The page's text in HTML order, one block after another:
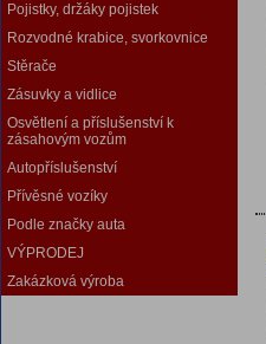
Pojistky, držáky pojistek
Rozvodné krabice, svorkovnice
Stěrače
Zásuvky a vidlice
Osvětlení a příslušenství k
zásahovým vozům
Autopříslušenství
Přívěsné vozíky
Podle značky auta
VÝPRODEJ
Zakázková výroba